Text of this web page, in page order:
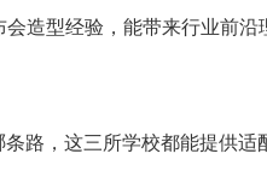
造型经验，能带来行业前
路，这三所学校都能提供适